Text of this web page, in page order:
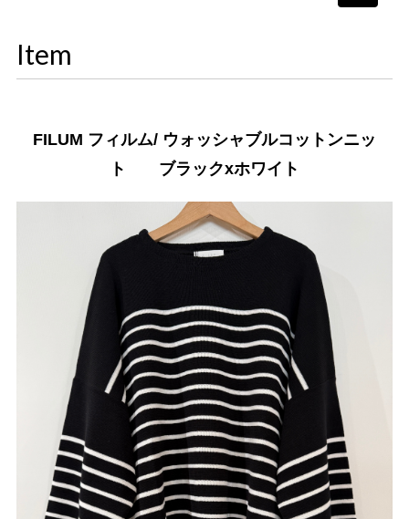
Item
FILUM フィルム/ ウォッシャブルコットンニッ
ト ブラックxホワイト